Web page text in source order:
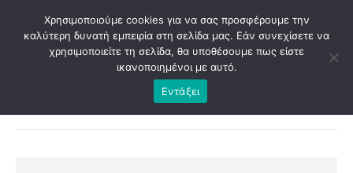
ΨΗΦΙΑΚΌ ΆΛΜΠΟΥΜ
Χρησιμοποιούμε cookies για να σας προσφέρουμε την
καλύτερη δυνατή εμπειρία στη σελίδα μας. Εάν συνεχίσετε να
χρησιμοποιείτε τη σελίδα, θα υποθέσουμε πως είστε
ικανοποιημένοι με αυτό.
Εντάξει